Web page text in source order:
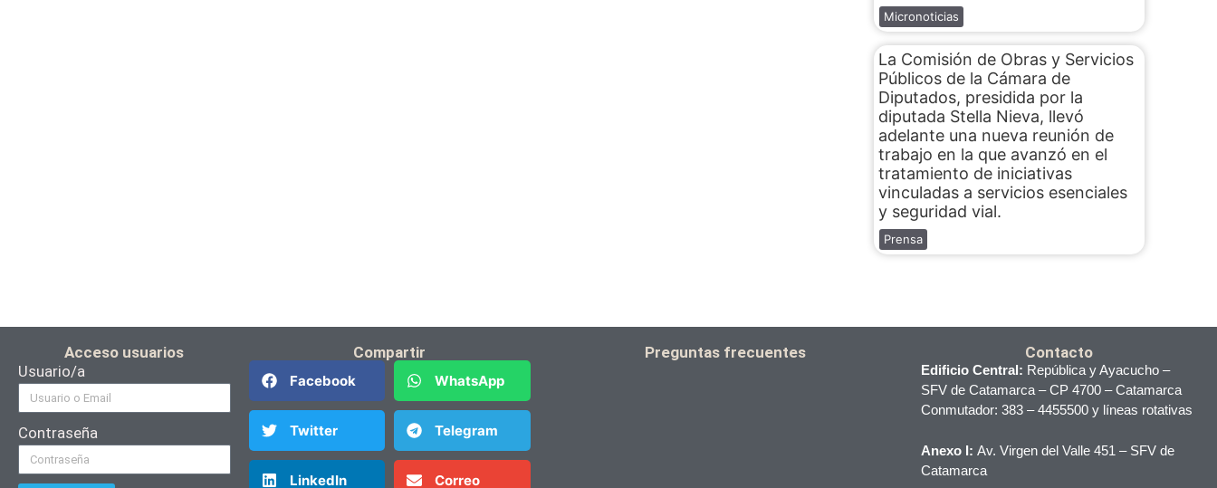
Micronoticias
La Comisión de Obras y Servicios
Públicos de la Cámara de
Diputados, presidida por la
diputada Stella Nieva, llevó
adelante una nueva reunión de
trabajo en la que avanzó en el
tratamiento de iniciativas
vinculadas a servicios esenciales
y seguridad vial.
Prensa
Acceso usuarios
Usuario/a
Contraseña
Compartir
Facebook WhatsApp
Twitter Telegram
LinkedIn Correo
Preguntas frecuentes Contacto
Edificio Central: República y Ayacucho –
SFV de Catamarca – CP 4700 – Catamarca
Conmutador: 383 – 4455500 y líneas rotativas
Anexo I: Av. Virgen del Valle 451 – SFV de
Catamarca